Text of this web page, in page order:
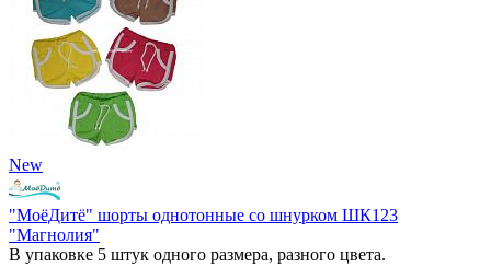
New
"МоёДитё" шорты однотонные со шнурком ШК123
"Магнолия"
В упаковке 5 штук одного размера, разного цвета.